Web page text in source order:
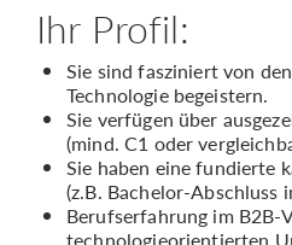
Ihr Profil:
Sie sind fasziniert von
Technologie begeistern.
Sie verfügen über
(mind. C1 oder
Sie haben eine fundierte
(z.B. Bachelor-
Berufserfahrung im